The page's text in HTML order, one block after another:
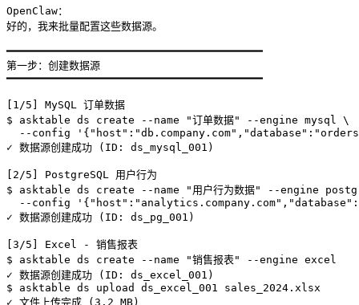
OpenClaw：
好的，我来批量配置这些数据源。
━━━━━━━━━━━━━━━━━━━━━━━━━━━━━━━━━━━━━━━━
第一步：创建数据源
━━━━━━━━━━━━━━━━━━━━━━━━━━━━━━━━━━━━━━━━
[1/5] MySQL 订单数据
$ asktable ds create --name "订单数据" --engine mysql \
--config
✓ 数据源创建成功 (ID: ds_mysql_001)
[2/5] PostgreSQL 用户行为
$ asktable ds create --name "用户行为数据" --engine
--config
✓ 数据源创建成功 (ID: ds_pg_001)
[3/5] Excel - 销售报表
$ asktable ds create --name "销售报表" --engine excel
✓ 数据源创建成功 (ID: ds_excel_001)
$ asktable ds upload ds_excel_001 sales_2024.xlsx
✓ 文件上传完成 (3.2 MB)